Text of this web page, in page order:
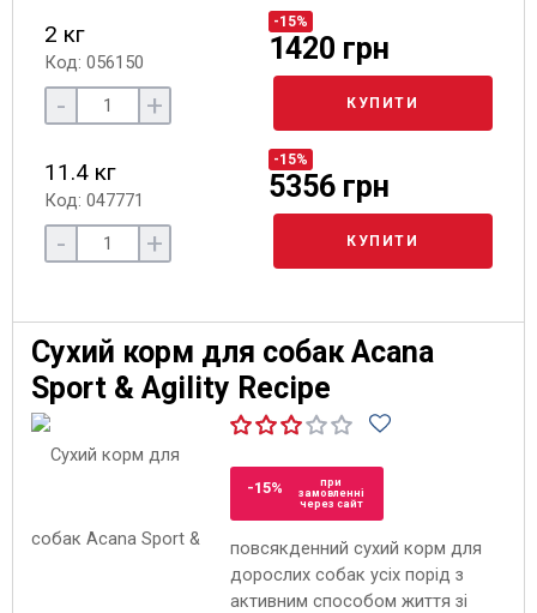
2 кг
Код: 056150
-15%
1420 грн
- + КУПИТИ
11.4 кг
Код: 047771
-15%
5356 грн
- + КУПИТИ
Сухий корм для собак Acana
Sport & Agility Recipe
-15%
при
замовленні
через сайт
повсякденний сухий корм для
дорослих собак усіх порід з
активним способом життя зі